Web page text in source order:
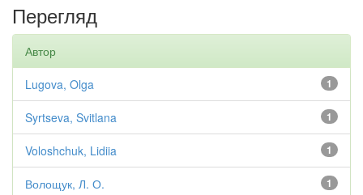
Перегляд
Автор
1
Lugova, Olga
1
Syrtseva, Svitlana
1
Voloshchuk, Lidiia
1
Волощук, Л. О.